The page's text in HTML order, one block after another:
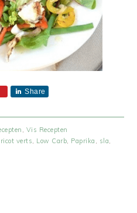
Share
, Vis Recepten
verts, Low Carb, Paprika , sla,